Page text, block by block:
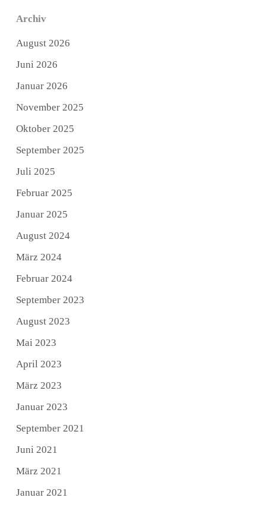
Archiv
August 2026
Juni 2026
Januar 2026
November 2025
Oktober 2025
September 2025
Juli 2025
Februar 2025
Januar 2025
August 2024
März 2024
Februar 2024
September 2023
August 2023
Mai 2023
April 2023
März 2023
Januar 2023
September 2021
Juni 2021
März 2021
Januar 2021